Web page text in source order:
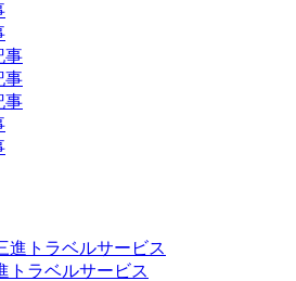
事
事
事
トラベルサービス